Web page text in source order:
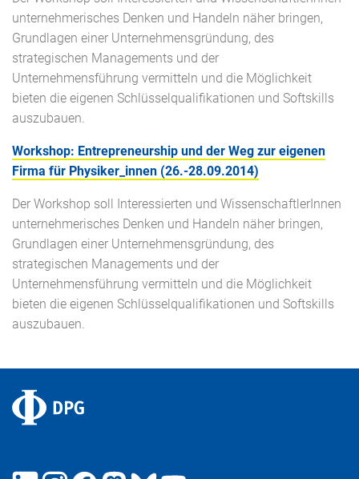
unternehmerisches Denken und Handeln näher bringen,
Grundlagen einer Unternehmensgründung, des
strategischen Managements und der
Unternehmensführung vermitteln und die Möglichkeit
bieten die eigenen Schlüsselqualifikationen und Softskills
auszubauen.
Workshop: Entrepreneurship und der Weg zur eigenen
Firma für Physiker_innen (26.-28.09.2014)
Der Workshop soll Interessierten und WissenschaftlerInnen
unternehmerisches Denken und Handeln näher bringen,
Grundlagen einer Unternehmensgründung, des
strategischen Managements und der
Unternehmensführung vermitteln und die Möglichkeit
bieten die eigenen Schlüsselqualifikationen und Softskills
auszubauen.